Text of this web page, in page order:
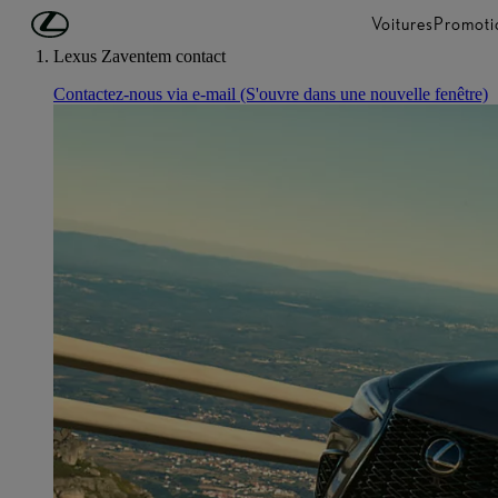
Passer au contenu principal Voitures
Lexus Zaventem contact
Contactez-nous via e-mail (S'ouvre dans une nouvelle fenêtre)